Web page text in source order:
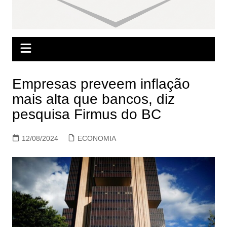
Empresas preveem inflação
mais alta que bancos, diz
pesquisa Firmus do BC
12/08/2024 ECONOMIA